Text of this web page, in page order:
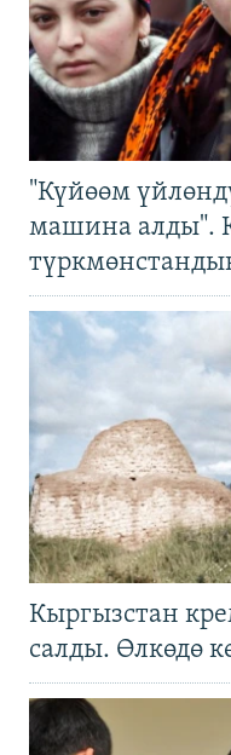
"Күйөөм
машина алды".
Кыргызстан
салды. Өлкөдө